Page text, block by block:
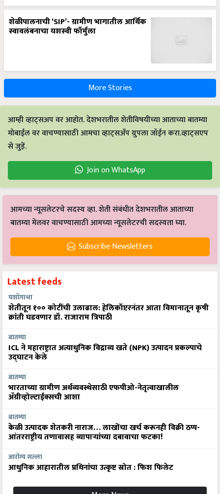
शेळीपालनाची ‘SIP’- ग्रामीण भागातील आर्थिक
स्वावलंबनाचा यशस्वी फॉर्मुला
More Stories
आम्ही व्हाट्सअप वर आहोत. देशभरातील शेतीविषयीच्या आताच्या बातम्या
मोबाईल वर वाचण्यासाठी आमचा व्हाट्सअँप ग्रुपला जॉईन करा.व्हाट्सएप
से जुड़ें.
Join on WhatsApp
आमच्या न्यूसलेटरचे सदस्य व्हा. शेती संबंधीत देशभरातील आताच्या
बातम्या मेलवर वाचण्यासाठी आमच्या न्यूसलेटरची सदस्यता घ्या.
Subscribe Newsletters
Latest feeds
यशोगाथा
शेतीतून १०० कोटींची उलाढाल: हेलिकॉप्टरनंतर आता विमानातून कृषी
क्रांती घडवणार डॉ. राजाराम त्रिपाठी
बातम्या
ICL ने महाराष्ट्रात अत्याधुनिक विद्राव्य खते (NPK) उत्पादन प्रकल्पाचे
उद्घाटन केले
बातम्या
भारताच्या ग्रामीण अर्थव्यवस्थेसाठी एफपीओ-नेतृत्वाखालील
अ‍ॅग्रीव्होल्टाईक्सची आशा
बातम्या
केळी उत्पादक शेतकरी नाराज… लाखोंचा खर्च करूनही विक्री ठप्प-
आंतरराष्ट्रीय तणावासह व्यापाऱ्यांच्या दबावाचा फटका!
आरोग्य सल्ला
आधुनिक आहारातील प्रथिनांचा उत्कृष्ट स्रोत : फिश फिलेट